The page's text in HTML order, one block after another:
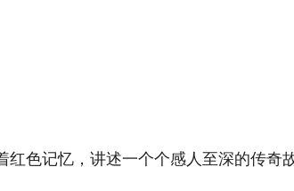
色记忆，讲述一个个感人至深的传奇